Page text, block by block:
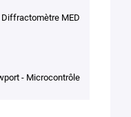
Diffractomètre MED
- Microcontrôle